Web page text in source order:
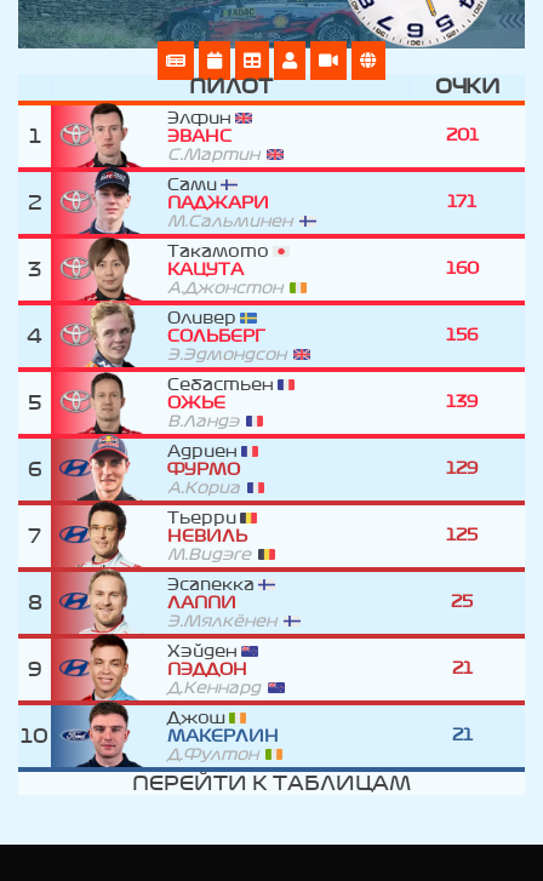
ПИЛОТ ОЧКИ
1
Элфин
ЭВАНС
С.Мартин
201
2
Сами
ПАДЖАРИ
М.Сальминен
171
3
Такамото
КАЦУТА
А.Джонстон
160
4
Оливер
СОЛЬБЕРГ
Э.Эдмондсон
156
5
Себастьен
ОЖЬЕ
В.Ландэ
139
6
Адриен
ФУРМО
А.Кориа
129
7
Тьерри
НЕВИЛЬ
М.Видэге
125
8
Эсапекка
ЛАППИ
Э.Мялкёнен
25
9
Хэйден
ПЭДДОН
Д.Кеннард
21
10
Джош
МАКЕРЛИН
Д.Фултон
21
ПЕРЕЙТИ К ТАБЛИЦАМ